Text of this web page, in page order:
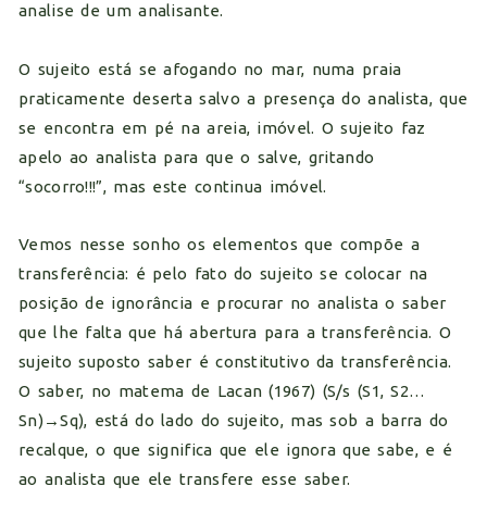
analise de um analisante.
O sujeito está se afogando no mar, numa praia
praticamente deserta salvo a presença do analista, que
se encontra em pé na areia, imóvel. O sujeito faz
apelo ao analista para que o salve, gritando
“socorro!!!”, mas este continua imóvel.
Vemos nesse sonho os elementos que compõe a
transferência: é pelo fato do sujeito se colocar na
posição de ignorância e procurar no analista o saber
que lhe falta que há abertura para a transferência. O
sujeito suposto saber é constitutivo da transferência.
O saber, no matema de Lacan (1967) (S/s (S1, S2…
Sn)→Sq), está do lado do sujeito, mas sob a barra do
recalque, o que significa que ele ignora que sabe, e é
ao analista que ele transfere esse saber.